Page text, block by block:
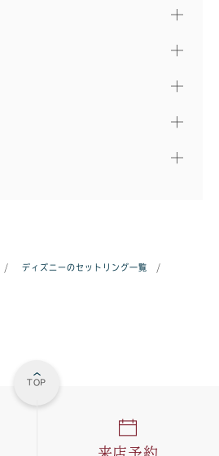
/ ディズニーのセットリング一覧
/
TOP
来店予約